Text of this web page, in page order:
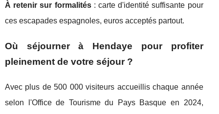
À retenir sur formalités: carte d'identité suffisante pour
ces escapades espagnoles, euros acceptés partout.
Où séjourner à Hendaye pour profiter
pleinement de votre séjour ?
Avec plus de 500 000 visiteurs accueillis chaque année
selon l'Office de Tourisme du Pays Basque en 2024,